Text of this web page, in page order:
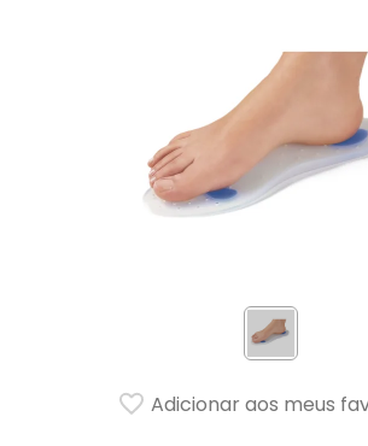
Adicionar aos meus